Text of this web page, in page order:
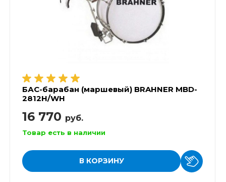
БАС-барабан (маршевый) BRAHNER MBD-
2812H/WH
16 770 руб.
Товар есть в наличии
В КОРЗИНУ